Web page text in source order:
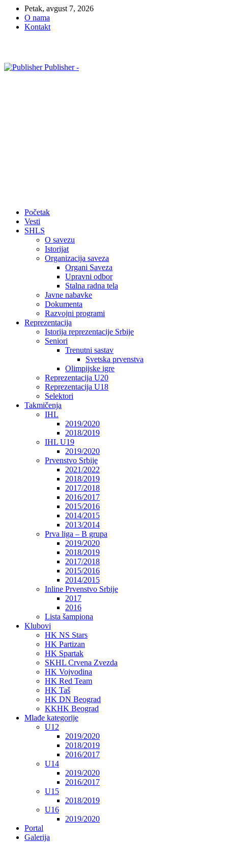
Petak, avgust 7, 2026
O nama
Kontakt
Publisher -
Početak
Vesti
SHLS
O savezu
Istorijat
Organizacija saveza
Organi Saveza
Upravni odbor
Stalna radna tela
Javne nabavke
Dokumenta
Razvojni programi
Reprezentacija
Istorija reprezentacije Srbije
Seniori
Trenutni sastav
Svetska prvenstva
Olimpijske igre
Reprezentacija U20
Reprezentacija U18
Selektori
Takmičenja
IHL
2019/2020
2018/2019
IHL U19
2019/2020
Prvenstvo Srbije
2021/2022
2018/2019
2017/2018
2016/2017
2015/2016
2014/2015
2013/2014
Prva liga – B grupa
2019/2020
2018/2019
2017/2018
2015/2016
2014/2015
Inline Prvenstvo Srbije
2017
2016
Lista šampiona
Klubovi
HK NS Stars
HK Partizan
HK Spartak
SKHL Crvena Zvezda
HK Vojvodina
HK Red Team
HK Taš
HK DN Beograd
KKHK Beograd
Mlađe kategorije
U12
2019/2020
2018/2019
2016/2017
U14
2019/2020
2016/2017
U15
2018/2019
U16
2019/2020
Portal
Galerija